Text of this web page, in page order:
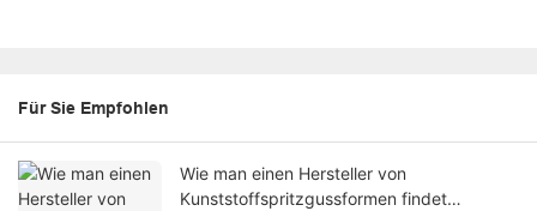
Für Sie Empfohlen
Wie man einen Hersteller von
Kunststoffspritzgussformen findet